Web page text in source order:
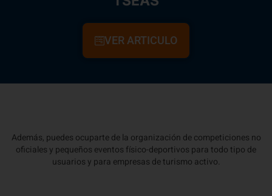
VER ARTICULO
Además, puedes ocuparte de la organización de competiciones no
oficiales y pequeños eventos físico-deportivos para todo tipo de
usuarios y para empresas de turismo activo.